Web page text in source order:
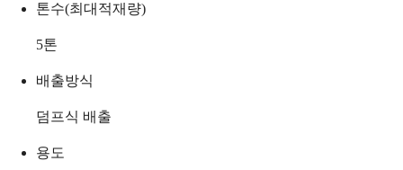
톤수(최대적재량)
5톤
배출방식
덤프식 배출
용도